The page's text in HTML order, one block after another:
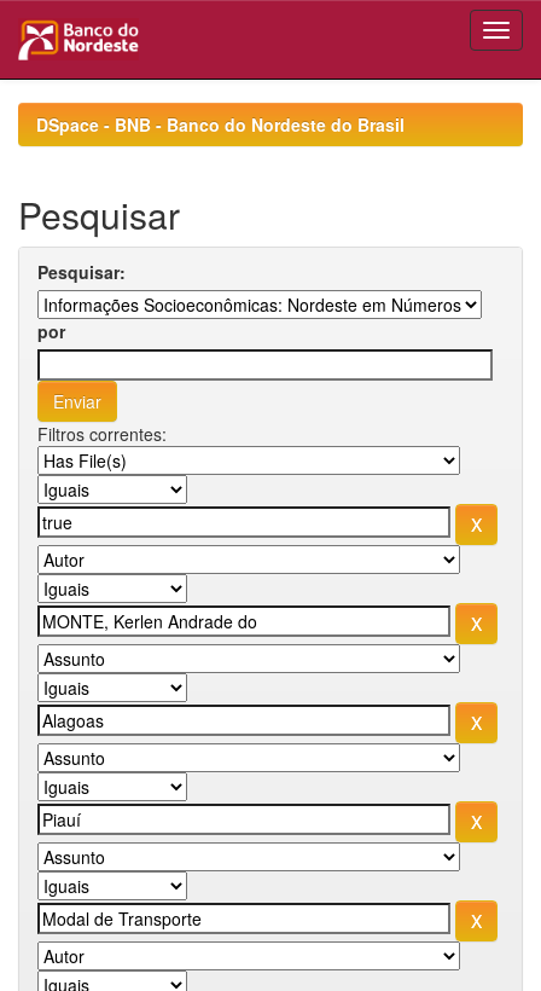
navigationDSpace - BNB - Banco do Nordeste do Brasil
Pesquisar
Pesquisar:
por
Filtros correntes: